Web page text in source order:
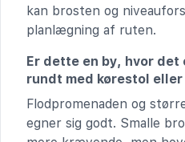
kan brosten og
planlægning af ruten.
Er dette en by, hvor det
rundt med kørestol eller
Flodpromenaden og
egner sig godt. Smalle